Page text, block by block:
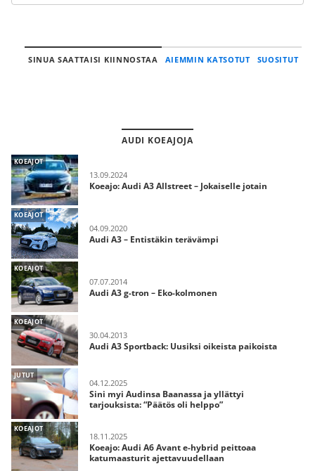
SINUA SAATTAISI KIINNOSTAA AIEMMIN KATSOTUT SUOSITUT
AUDI KOEAJOJA
KOEAJOT
13.09.2024
Koeajo: Audi A3 Allstreet – Jokaiselle jotain
KOEAJOT
04.09.2020
Audi A3 – Entistäkin terävämpi
KOEAJOT
07.07.2014
Audi A3 g-tron – Eko-kolmonen
KOEAJOT
30.04.2013
Audi A3 Sportback: Uusiksi oikeista paikoista
JUTUT
04.12.2025
Sini myi Audinsa Baanassa ja yllättyi
tarjouksista: “Päätös oli helppo”
KOEAJOT
18.11.2025
Koeajo: Audi A6 Avant e-hybrid peittoaa
katumaasturit ajettavuudellaan